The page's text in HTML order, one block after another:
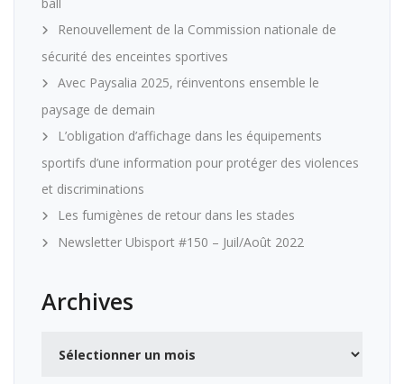
Renouvellement de la Commission nationale de
sécurité des enceintes sportives
Avec Paysalia 2025, réinventons ensemble le
paysage de demain
L’obligation d’affichage dans les équipements
sportifs d’une information pour protéger des violences
et discriminations
Les fumigènes de retour dans les stades
Newsletter Ubisport #150 – Juil/Août 2022
Archives